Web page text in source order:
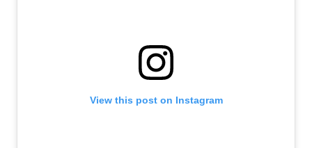
View this post on Instagram